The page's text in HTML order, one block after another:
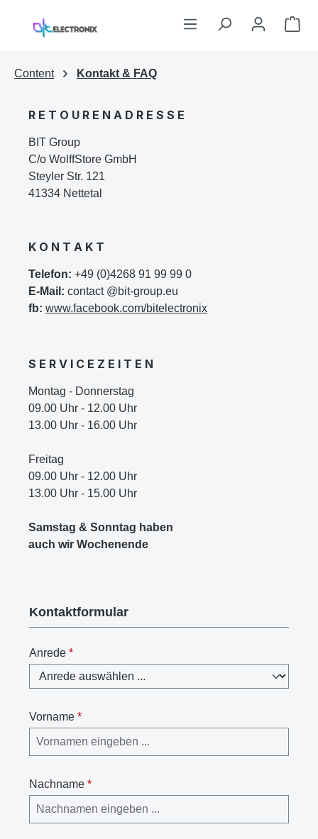
Zum Hauptinhalt springen
Content Kontakt & FAQ
R E T O U R E N A D R E S S E
BIT Group
C/o WolffStore GmbH
Steyler Str. 121
41334 Nettetal
K O N T A K T
Telefon: +49 (0)4268 91 99 99 0
E-Mail: contact @bit-group.eu
fb: www.facebook.com/bitelectronix
S E R V I C E Z E I T E N
Montag - Donnerstag
09.00 Uhr - 12.00 Uhr
13.00 Uhr - 16.00 Uhr
Freitag
09.00 Uhr - 12.00 Uhr
13.00 Uhr - 15.00 Uhr
Samstag & Sonntag haben
auch wir Wochenende
Kontaktformular
Anrede *
Vorname *
Nachname *